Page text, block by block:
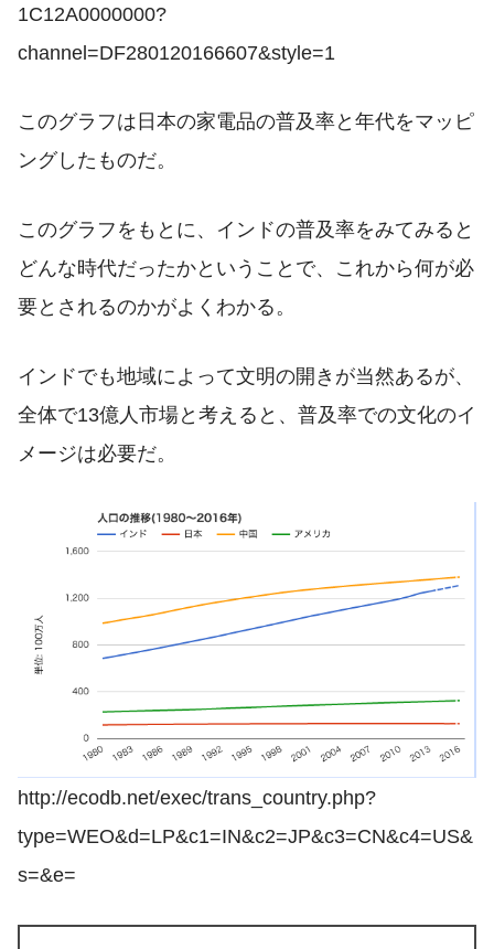
1C12A0000000?
channel=DF280120166607&style=1
このグラフは日本の家電品の普及率と年代をマッピ
ングしたものだ。
このグラフをもとに、インドの普及率をみてみると
どんな時代だったかということで、これから何が必
要とされるのかがよくわかる。
インドでも地域によって文明の開きが当然あるが、
全体で13億人市場と考えると、普及率での文化のイ
メージは必要だ。
http://ecodb.net/exec/trans_country.php?
type=WEO&d=LP&c1=IN&c2=JP&c3=CN&c4=US&
s=&e=